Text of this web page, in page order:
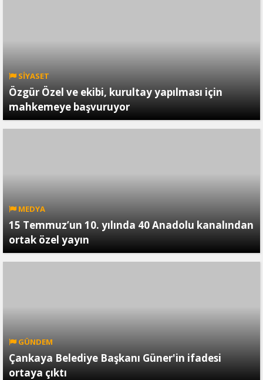
SİYASET
Özgür Özel ve ekibi, kurultay yapılması için
mahkemeye başvuruyor
MEDYA
15 Temmuz’un 10. yılında 40 Anadolu kanalından
ortak özel yayın
GÜNDEM
Çankaya Belediye Başkanı Güner'in ifadesi
ortaya çıktı